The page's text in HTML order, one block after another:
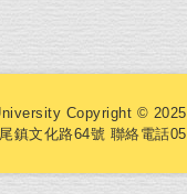
Copyright ©
鎮文化路64號 聯絡電話